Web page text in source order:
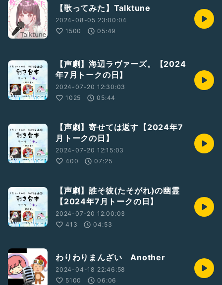
【歌ってみた】Talktune
2024-08-05 23:00:04
1500
05:49
【声劇】海辺ラヴァーズ。【2024
年7月トークの日】
2024-07-20 12:30:03
1025
05:44
【声劇】寄せては返す【2024年7
月トークの日】
2024-07-20 12:15:03
400
07:25
【声劇】誰そ彼(たそがれ)の幽霊
【2024年7月トークの日】
2024-07-20 12:00:03
413
04:53
わりわりまんざい Another
2024-04-18 22:46:58
5100
06:06